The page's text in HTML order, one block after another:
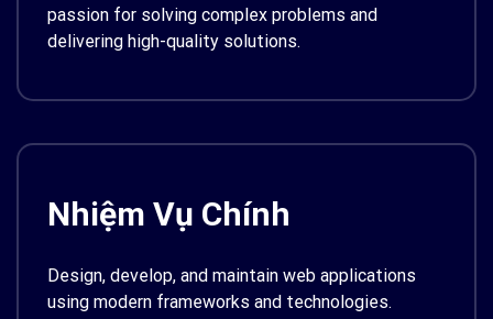
passion for solving complex problems and
delivering high-quality solutions.
Nhiệm Vụ Chính
Design, develop, and maintain web applications
using modern frameworks and technologies.